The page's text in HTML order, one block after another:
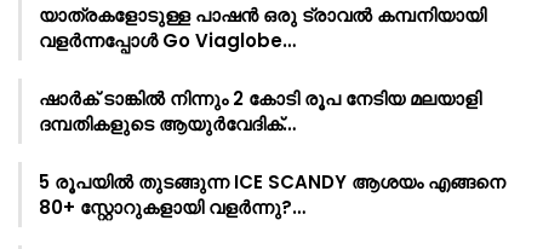
യാത്രകളോടുള്ള പാഷൻ ഒരു ട്രാവൽ കമ്പനിയായി
വളർന്നപ്പോൾ Go Viaglobe…
ഷാർക്‌ ടാങ്കിൽ നിന്നും 2 കോടി രൂപ നേടിയ മലയാളി
ദമ്പതികളുടെ ആയുർവേദിക്…
5 രൂപയിൽ തുടങ്ങുന്ന ICE SCANDY ആശയം എങ്ങനെ
80+ സ്റ്റോറുകളായി വളർന്നു?…